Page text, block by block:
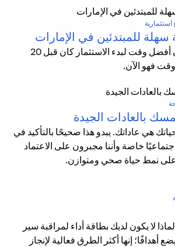
استثمارية
سهلة للمبتدئين في الإمارات
يقول المثل القديم إن أفضل وقت لبدء الاستثمار كان قبل 20
فهو الآن.
بالعادات الجيدة
هي عاداتك. يبدو هذا صحيحًا بالتأكيد في
خاصة وأننا مجبرون على الاعتماد
على نمط حياة صحي ومتوازن.
لا يكون لديك بطاقة أداء لمراقبة سير
إنها أكثر الطرق فعالية لإنجاز